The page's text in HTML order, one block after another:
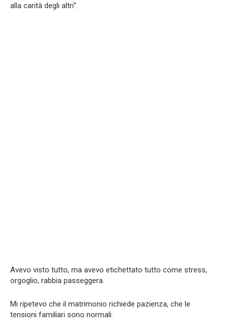
alla carità degli altri”.
Avevo visto tutto, ma avevo etichettato tutto come stress,
orgoglio, rabbia passeggera.
Mi ripetevo che il matrimonio richiede pazienza, che le
tensioni familiari sono normali.